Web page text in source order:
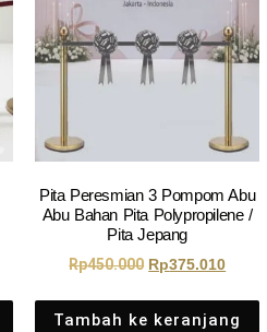
Pita Peresmian 3 Pompom Abu
Abu Bahan Pita Polypropilene /
Pita Jepang
Rp450.000 Rp375.010
Tambah ke keranjang